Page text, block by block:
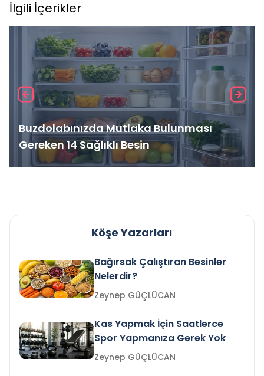
İlgili İçerikler
Buzdolabınızda Mutlaka Bulunması
Gereken 14 Sağlıklı Besin
Köşe Yazarları
Bağırsak Çalıştıran Besinler
Nelerdir?
Zeynep GÜÇLÜCAN
Kas Yapmak İçin Saatlerce
Spor Yapmanıza Gerek Yok
Zeynep GÜÇLÜCAN